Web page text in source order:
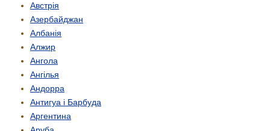
Австрія
Азербайджан
Албанія
Алжир
Ангола
Ангілья
Андорра
Антигуа і Барбуда
Аргентина